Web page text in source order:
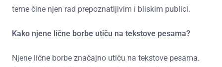
teme čine njen rad prepoznatljivim i bliskim publici.
Kako njene lične borbe utiču na tekstove pesama?
Njene lične borbe značajno utiču na tekstove pesama.